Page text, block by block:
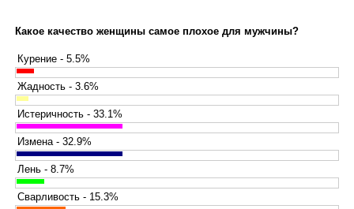
Какое качество женщины самое плохое для мужчины?
Курение - 5.5%
Жадность - 3.6%
Истеричность - 33.1%
Измена - 32.9%
Лень - 8.7%
Сварливость - 15.3%